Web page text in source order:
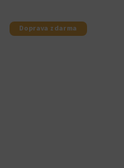
Doprava zdarma